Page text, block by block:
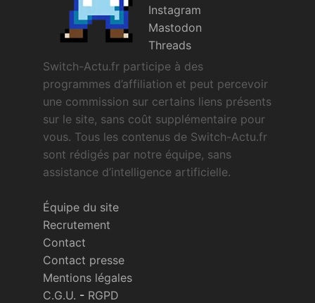
Instagram
Mastodon
Threads
Switch-Actu.fr participe à des
programmes d’affiliation et peut percevoir
une commission sur certains liens présents
sur le site, sans coût supplémentaire pour
vous. Tous les contenus de Switch-Actu.fr
sont rédigés par notre équipe, sans
assistance d’intelligence artificielle.
Équipe du site
Recrutement
Contact
Contact presse
Mentions légales
C.G.U. - RGPD